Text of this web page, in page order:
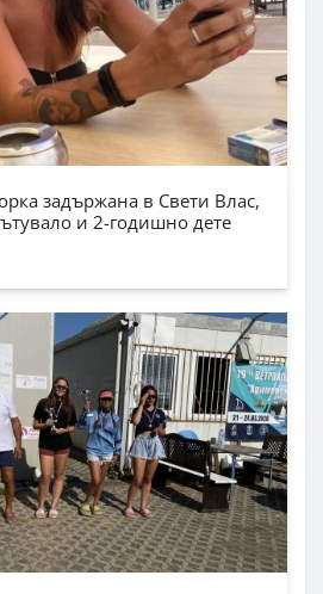
задържана в Свети Влас,
и 2-годишно дете